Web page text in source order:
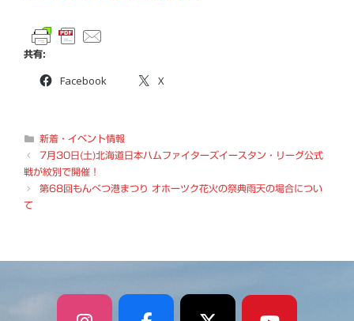
共有:
Facebook X
カ
テ
リ
ー
新着・イベント情報
7月30日(土)北海道日本ハムファイターズイースタン・リーグ公式
戦が紋別で開催！
第68回もんべつ港まつり オホーツク花火の祭典雨天の場合につい
て